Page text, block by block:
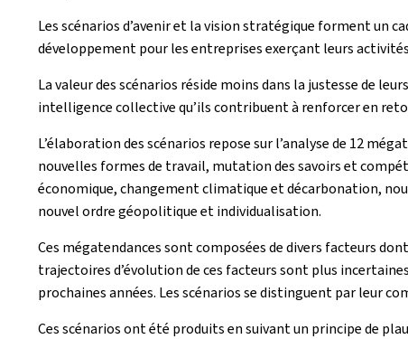
Les scénarios d’avenir et la vision stratégique forment un
développement pour les entreprises exerçant leurs
La valeur des scénarios réside moins dans la justesse de
intelligence collective qu’ils contribuent à renforcer en
L’élaboration des scénarios repose sur l’analyse de 12
nouvelles formes de travail, mutation des savoirs et
économique, changement climatique et décarbonation,
nouvel ordre géopolitique et individualisation.
Ces mégatendances sont composées de divers facteurs
trajectoires d’évolution de ces facteurs sont plus
prochaines années. Les scénarios se distinguent par leur
Ces scénarios ont été produits en suivant un principe de